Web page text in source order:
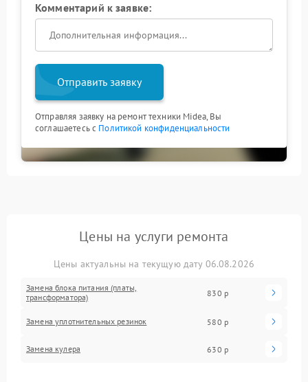
Комментарий к заявке:
Отправить заявку
Отправляя заявку на ремонт техники Midea, Вы
соглашаетесь с Политикой конфиденциальности
Цены на услуги ремонта
Цены актуальны на текущую дату 06.08.2026
Замена блока питания (платы,
трансформатора)
830 р
Замена уплотнительных резинок 580 р
Замена кулера 630 р